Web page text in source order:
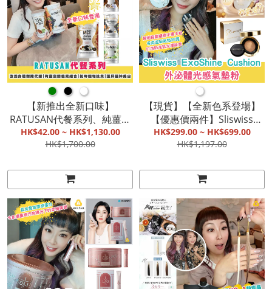
●●●
【新推出全新口味】
RATUSAN代餐系列、純薑寶
文冬薑多功能乳霜、Telo系
列、胡椒粉、麻油頭|改善身
合|抗哮喘和抗炎|護肝提神
美白|增強免疫力【截單, 9月
底發貨】
HK$42.00 ~ HK$1,130.00
HK$1,700.00
●
【現貨】【全新色系登場】
【優惠價兩件】Sliswiss
ExoShine Cushion 外泌體光
感氣墊粉|高防曬、高遮瑕、
感|質地輕盈細緻，不易卡粉
HK$299.00 ~ HK$699.00
HK$1,197.00